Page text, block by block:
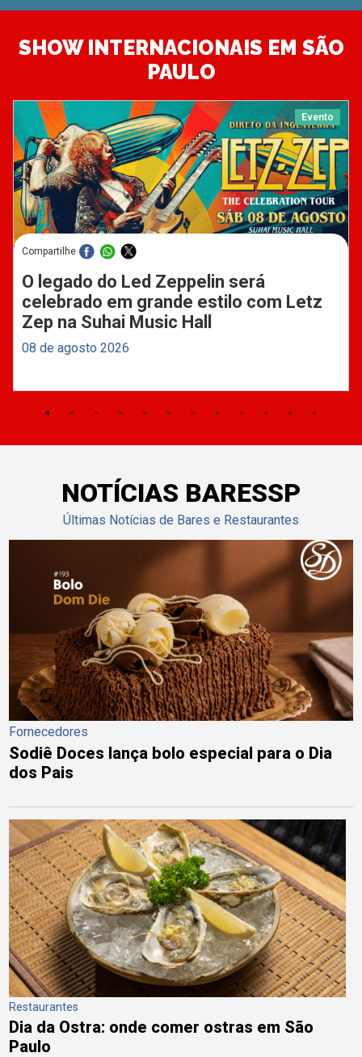
SHOW INTERNACIONAIS EM SÃO
PAULO
Evento
Compartilhe
O legado do Led Zeppelin será
celebrado em grande estilo com Letz
Zep na Suhai Music Hall
08 de agosto 2026
NOTÍCIAS BARESSP
Últimas Notícias de Bares e Restaurantes
Fornecedores
Sodiê Doces lança bolo especial para o Dia
dos Pais
Restaurantes
Dia da Ostra: onde comer ostras em São
Paulo